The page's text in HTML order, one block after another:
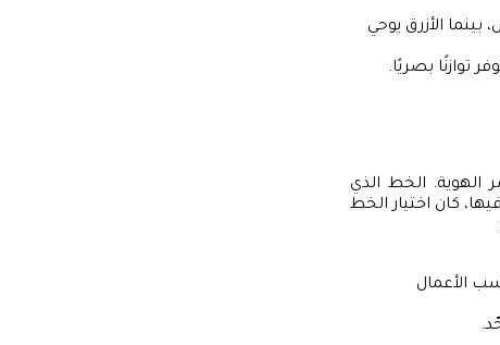
الأزرق يوحي
توازنًا بصريًا.
الخط الذي
كان اختيار الخط
الأعمال